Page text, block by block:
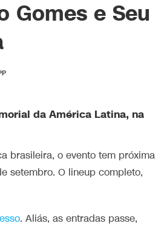
Gomes e Seu
da América Latina, na
brasileira, o evento tem próxima
setembro. O lineup completo,
. Aliás, as entradas passe,